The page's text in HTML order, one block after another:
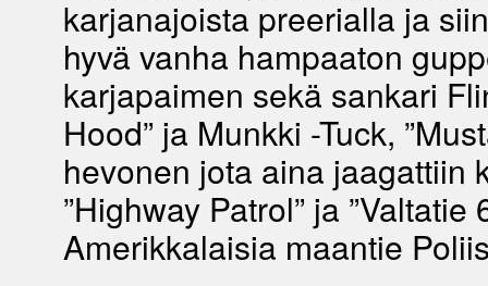
karjanajoista preerialla ja
hyvä vanha hampaaton
karjapaimen sekä sankari
Hood” ja Munkki -Tuck,
hevonen jota aina jaagattiin
”Highway Patrol” ja ”Valtatie
Amerikkalaisia maantie